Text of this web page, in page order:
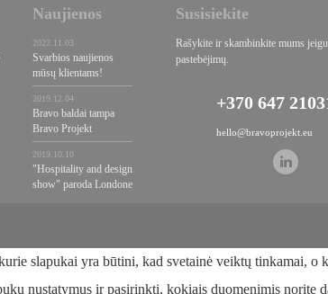
Naujienos
2023.11.03
Svarbios naujienos
mūsų klientams!
2019.12.04
Bravo baldai tampa
Bravo Projekt
2019.10.10
"Hospitality and design
show" paroda Londone
Susisiekite
Rašykite ir skambinkite mums
pastebėjimų.
+370 647
hello@bravoprojekt.eu
slapukai yra būtini, kad svetainė veiktų tinkamai, o
nustatymus ir pasirinkti, kokiais duomenimis norite